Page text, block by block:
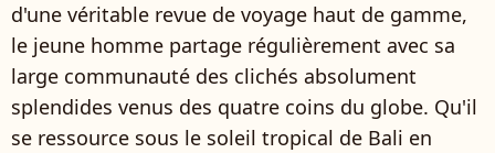
d'une véritable revue de voyage haut de gamme,
le jeune homme partage régulièrement avec sa
large communauté des clichés absolument
splendides venus des quatre coins du globe. Qu'il
se ressource sous le soleil tropical de Bali en